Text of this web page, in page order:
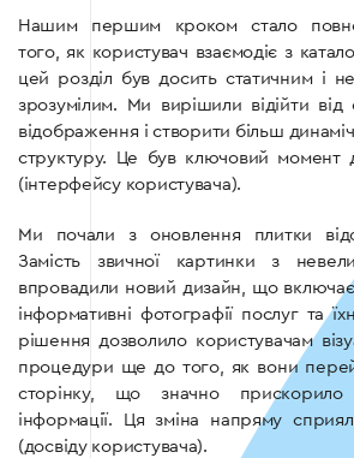
Нашим першим кроком стало
того, як користувач взаємодіє з
цей розділ був досить статичним і
зрозумілим. Ми вирішили відійти від
відображення і створити більш
структуру. Це був ключовий момент
(інтерфейсу користувача).
Ми почали з оновлення плитки
Замість звичної картинки з
впровадили новий дизайн, що включає
інформативні фотографії послуг та
рішення дозволило користувачам
процедури ще до того, як вони
сторінку, що значно прискорило
інформації. Ця зміна напряму
(досвіду користувача).